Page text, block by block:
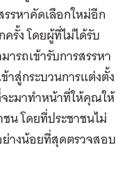
รหาคัดเลือกใหม่อีก
รั้ง โดยผู้ที่ไม่ได้รับ
รถเข้ารับการสรรหา
าสู่กระบวนการแต่งตั้ง
ะมาทำหน้าที่ให้คุณให้
น โดยที่ประชาชนไม่
างน้อยที่สุดตรวจสอบ